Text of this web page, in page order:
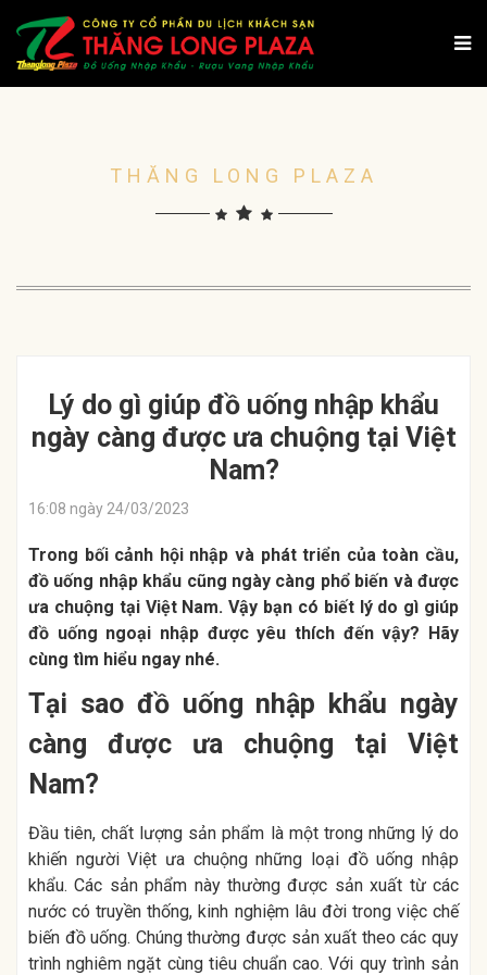
THĂNG LONG PLAZA
Lý do gì giúp đồ uống nhập khẩu
ngày càng được ưa chuộng tại Việt
Nam?
16:08 ngày 24/03/2023
Trong bối cảnh hội nhập và phát triển của toàn cầu,
đồ uống nhập khẩu cũng ngày càng phổ biến và được
ưa chuộng tại Việt Nam. Vậy bạn có biết lý do gì giúp
đồ uống ngoại nhập được yêu thích đến vậy? Hãy
cùng tìm hiểu ngay nhé.
Tại sao đồ uống nhập khẩu ngày
càng được ưa chuộng tại Việt
Nam?
Đầu tiên, chất lượng sản phẩm là một trong những lý do
khiến người Việt ưa chuộng những loại đồ uống nhập
khẩu. Các sản phẩm này thường được sản xuất từ các
nước có truyền thống, kinh nghiệm lâu đời trong việc chế
biến đồ uống. Chúng thường được sản xuất theo các quy
trình nghiêm ngặt cùng tiêu chuẩn cao. Với quy trình sản